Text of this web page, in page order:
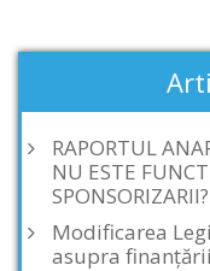
RAPORTUL
NU ESTE
SPONSORIZARII?
Modificarea
asupra